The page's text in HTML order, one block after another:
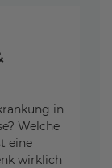
in
Welche
eine
wirklich